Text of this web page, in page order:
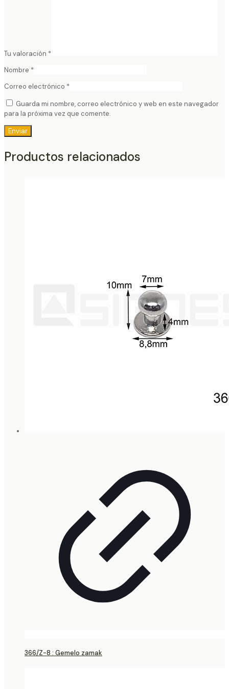
Tu valoración *
Nombre *
Correo electrónico *
Guarda mi nombre, correo electrónico y web en este navegador
para la próxima vez que comente.
Productos relacionados
366/Z-8 : Gemelo zamak